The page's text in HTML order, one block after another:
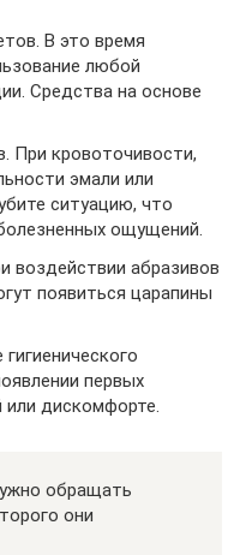
В это время
любой
Средства на основе
При кровоточивости,
эмали или
ситуацию, что
ощущений.
воздействии абразивов
появиться царапины
первых
дискомфорте.
обращать
они